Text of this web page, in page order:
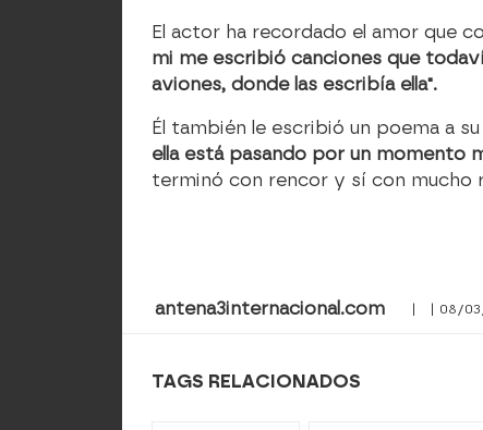
El actor ha recordado el amor que
mi me escribió canciones que
aviones, donde las escribía ella".
Él también le escribió un poema a
ella está pasando por un momento
terminó con rencor y sí con mucho
antena3internacional.com | | 08/
TAGS RELACIONADOS